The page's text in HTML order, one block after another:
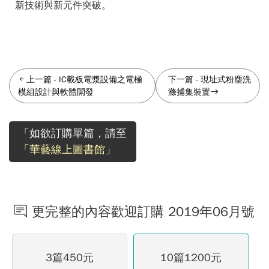
新技術與新元件突破。
上一篇 - IC載板電漿設備之電極
模組設計與軟體開發
下一篇- 現址式粉塵洗
滌捕集裝置
「如欲訂購單篇，請至
「華藝線上圖書館」
更完整的內容歡迎訂購 2019年06月號
3篇450元 10篇1200元